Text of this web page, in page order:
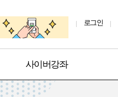
로그인
사이버강좌